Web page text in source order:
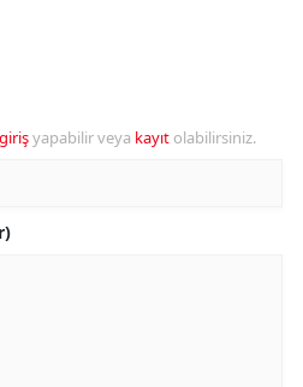
girişyapabilir veya kayıt olabilirsiniz.